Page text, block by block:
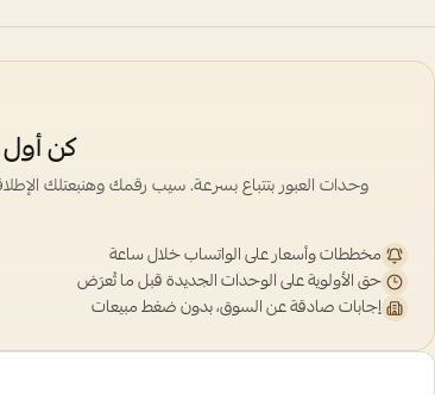
كن أول
وحدات العبور بتتباع بسرعة. سيب رقمك وهنبعتلك
مخططات وأسعار على الواتساب خلال ساعة
حق الأولوية على الوحدات الجديدة قبل ما تُعرَض
إجابات صادقة عن السوق، بدون ضغط مبيعات